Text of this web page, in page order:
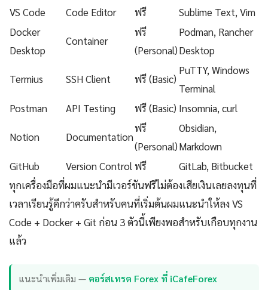
VS Code
Code Editor ฟรี
Sublime Text, Vim
Docker
Desktop
Container
ฟรี
(Personal)
Podman, Rancher
Desktop
Termius SSH Client ฟรี (Basic)
PuTTY, Windows
Terminal
Postman
API Testing ฟรี (Basic) Insomnia, curl
Notion Documentation
ฟรี
(Personal)
Obsidian,
Markdown
GitHub
Version Controlฟรี
GitLab, Bitbucket
ทุกเครื่องมือที่ผมแนะนำมีเวอร์ชันฟรีไม่ต้องเสียเงินเลยลงทุนที่
เวลาเรียนรู้ดีกว่าครับสำหรับคนที่เริ่มต้นผมแนะนำให้ลง VS
Code + Docker + Git ก่อน 3 ตัวนี้เพียงพอสำหรับเกือบทุกงาน
แล้ว
แนะนำเพิ่มเติม — คอร์สเทรด Forex ที่ iCafeForex